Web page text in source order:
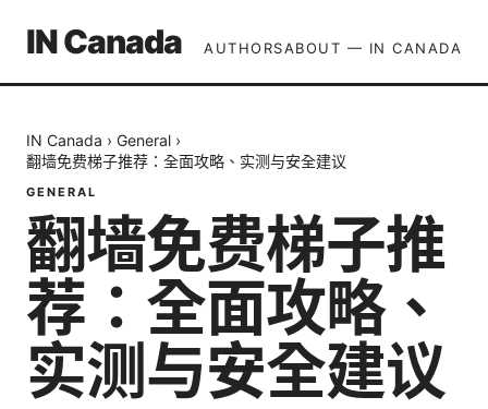
IN Canada AUTHORSABOUT — IN CANADA
IN Canada › General ›
翻墙免费梯子推荐：全面攻略、实测与安全建议
GENERAL
翻墙免费梯子推
荐：全面攻略、
实测与安全建议